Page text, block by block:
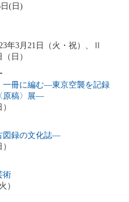
(日)
年3月21日（火・祝）、Ⅱ
日）
冊に編む―東京空襲を記録
原稿〉展―
図録の文化誌―
術
）